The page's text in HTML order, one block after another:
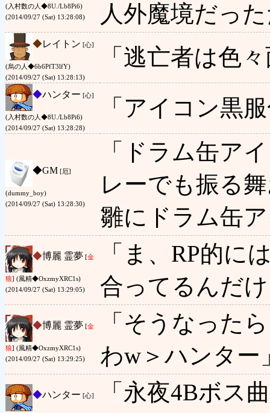
(入村数の人◆8U./Lb8Pi6)
(2014/09/27 (Sat) 13:28:08)
人外魔境だっ
◆レイトン [心]
(烏の人◆6b6PfT3lfY)
(2014/09/27 (Sat) 13:28:13)
「逃亡者は色
◆ハンター [心]
(入村数の人◆8U./Lb8Pi6)
(2014/09/27 (Sat) 13:28:28)
「アイコン黒
◆GM [厄]
(dummy_boy)
(2014/09/27 (Sat) 13:28:30)
「ドラム缶ア
レーでも振る
雛にドラム缶
◆博麗 霊夢 [金
狼] (風精◆OxzmyXRC1s)
(2014/09/27 (Sat) 13:29:05)
「ま、RP的に
合ってるんだ
◆博麗 霊夢 [金
狼] (風精◆OxzmyXRC1s)
(2014/09/27 (Sat) 13:29:25)
「そうなった
わw＞ハンター
◆ハンター [心]
「永夜4Bボス